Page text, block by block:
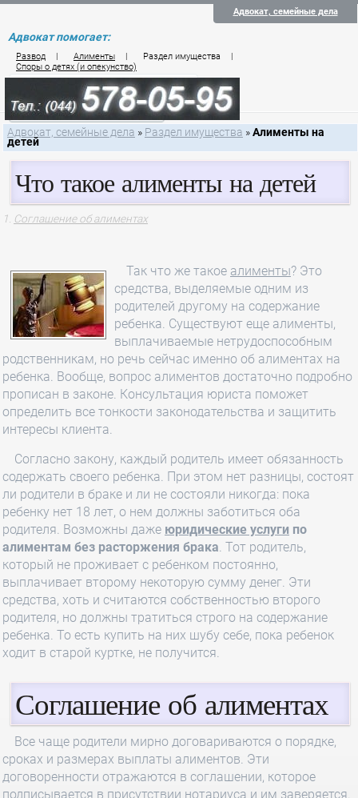
Адвокат, семейные дела
Адвокат помогает:
Развод | Алименты | Раздел имущества
|
Споры о детях (и опекунство)
Цены на услуги по семейному праву
Контакты семейного юриста
Адвокат, семейные дела » Раздел имущества »Алименты на
детей
Что такое алименты на детей
Соглашение об алиментах
Так что же такое алименты? Это
средства, выделяемые одним из
родителей другому на содержание
ребенка. Существуют еще алименты,
выплачиваемые нетрудоспособным
родственникам, но речь сейчас именно об алиментах на
ребенка. Вообще, вопрос алиментов достаточно подробно
прописан в законе. Консультация юриста поможет
определить все тонкости законодательства и защитить
интересы клиента.
Согласно закону, каждый родитель имеет обязанность
содержать своего ребенка. При этом нет разницы, состоят
ли родители в браке и ли не состояли никогда: пока
ребенку нет 18 лет, о нем должны заботиться оба
родителя. Возможны даже юридические услуги по
алиментам без расторжения брака. Тот родитель,
который не проживает с ребенком постоянно,
выплачивает второму некоторую сумму денег. Эти
средства, хоть и считаются собственностью второго
родителя, но должны тратиться строго на содержание
ребенка. То есть купить на них шубу себе, пока ребенок
ходит в старой куртке, не получится.
Соглашение об алиментах
Все чаще родители мирно договариваются о порядке,
сроках и размерах выплаты алиментов. Эти
договоренности отражаются в соглашении, которое
подписывается в присутствии нотариуса и им заверяется.